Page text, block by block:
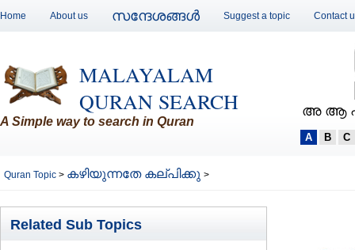
Home About us സന്ദേശങ്ങള്‍ Suggest a topic Contact
MALAYALAM
QURAN SEARCH
A Simple way to search in Quran
അ ആ
A B C
Quran Topic > കഴിയുന്നതേ കല്പിക്കു >
Related Sub Topics